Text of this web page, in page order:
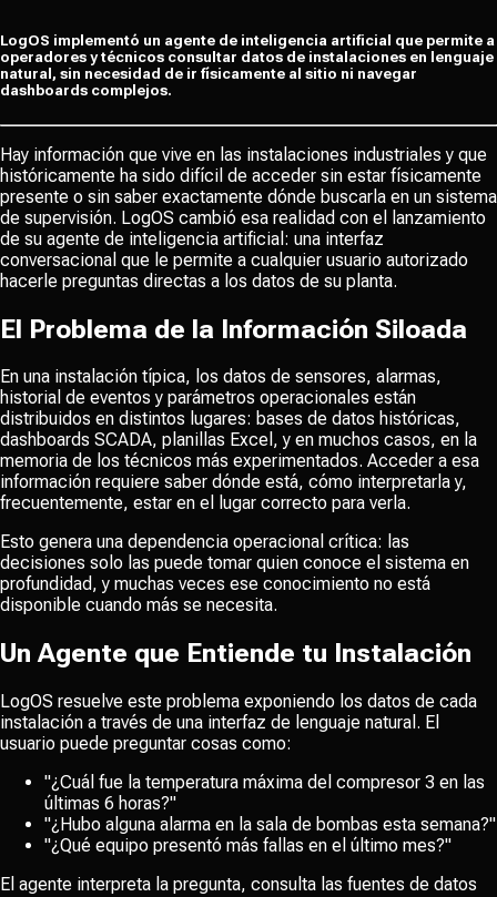
LogOS implementó un agente de inteligencia artificial que permite a
operadores y técnicos consultar datos de instalaciones en lenguaje
natural, sin necesidad de ir físicamente al sitio ni navegar
dashboards complejos.
Hay información que vive en las instalaciones industriales y que
históricamente ha sido difícil de acceder sin estar físicamente
presente o sin saber exactamente dónde buscarla en un sistema
de supervisión. LogOS cambió esa realidad con el lanzamiento
de su agente de inteligencia artificial: una interfaz
conversacional que le permite a cualquier usuario autorizado
hacerle preguntas directas a los datos de su planta.
El Problema de la Información Siloada
En una instalación típica, los datos de sensores, alarmas,
historial de eventos y parámetros operacionales están
distribuidos en distintos lugares: bases de datos históricas,
dashboards SCADA, planillas Excel, y en muchos casos, en la
memoria de los técnicos más experimentados. Acceder a esa
información requiere saber dónde está, cómo interpretarla y,
frecuentemente, estar en el lugar correcto para verla.
Esto genera una dependencia operacional crítica: las
decisiones solo las puede tomar quien conoce el sistema en
profundidad, y muchas veces ese conocimiento no está
disponible cuando más se necesita.
Un Agente que Entiende tu Instalación
LogOS resuelve este problema exponiendo los datos de cada
instalación a través de una interfaz de lenguaje natural. El
usuario puede preguntar cosas como:
"¿Cuál fue la temperatura máxima del compresor 3 en las
últimas 6 horas?"
"¿Hubo alguna alarma en la sala de bombas esta semana?"
"¿Qué equipo presentó más fallas en el último mes?"
El agente interpreta la pregunta, consulta las fuentes de datos